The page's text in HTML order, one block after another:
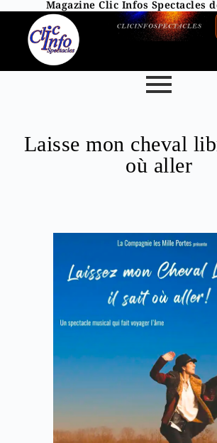
Magazine Clic Infos Spectacles
Laisse mon cheval
où aller